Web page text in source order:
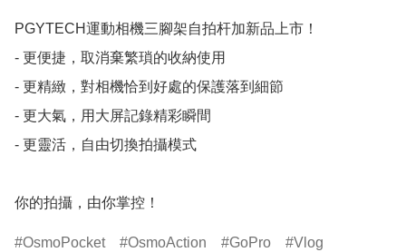
PGYTECH運動相機三腳架自拍杆加新品上市！
- 更便捷，取消棄繁瑣的收納使用
- 更精緻，對相機恰到好處的保護落到細節
- 更大氣，用大屏記錄精彩瞬間
- 更靈活，自由切換拍攝模式
你的拍攝，由你掌控！
OsmoPocket OsmoAction GoPro
Vlog